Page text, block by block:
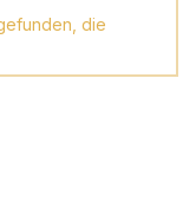
die